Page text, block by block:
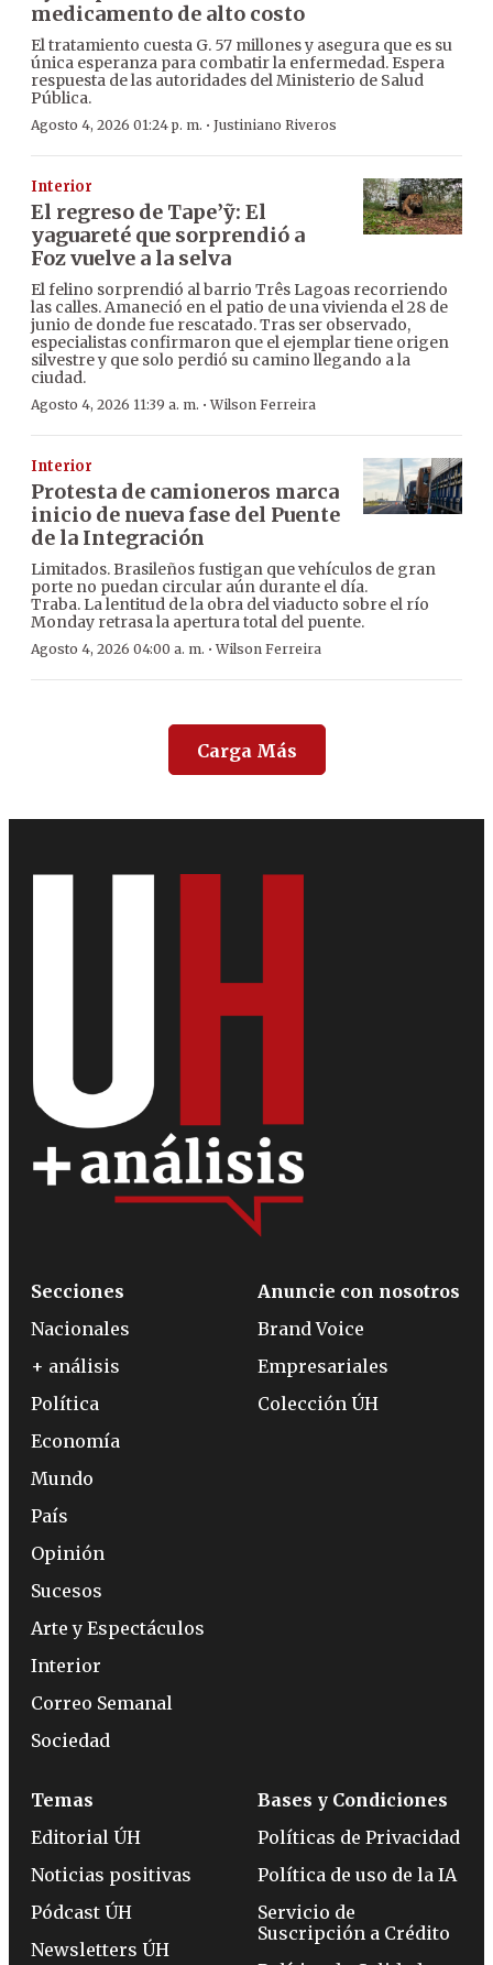
medicamento de alto costo
El tratamiento cuesta G. 57 millones y asegura que es su
única esperanza para combatir la enfermedad. Espera
respuesta de las autoridades del Ministerio de Salud
Pública.
Agosto 4, 2026 01:24 p. m. · Justiniano Riveros
Interior
El regreso de Tape’ỹ: El
yaguareté que sorprendió a
Foz vuelve a la selva
El felino sorprendió al barrio Três Lagoas recorriendo
las calles. Amaneció en el patio de una vivienda el 28 de
junio de donde fue rescatado. Tras ser observado,
especialistas confirmaron que el ejemplar tiene origen
silvestre y que solo perdió su camino llegando a la
ciudad.
Agosto 4, 2026 11:39 a. m. ·Wilson Ferreira
Interior
Protesta de camioneros marca
inicio de nueva fase del Puente
de la Integración
Limitados. Brasileños fustigan que vehículos de gran
porte no puedan circular aún durante el día.
Traba. La lentitud de la obra del viaducto sobre el río
Monday retrasa la apertura total del puente.
Agosto 4, 2026 04:00 a. m. ·Wilson Ferreira
Carga Más
Secciones
Nacionales
+ análisis
Política
Economía
Mundo
País
Opinión
Sucesos
Arte y Espectáculos
Interior
Correo Semanal
Sociedad
Anuncie con nosotros
Brand Voice
Empresariales
Colección ÚH
Temas
Editorial ÚH
Noticias positivas
Pódcast ÚH
Newsletters ÚH
Bases y Condiciones
Políticas de Privacidad
Política de uso de la IA
Servicio de
Suscripción a Crédito